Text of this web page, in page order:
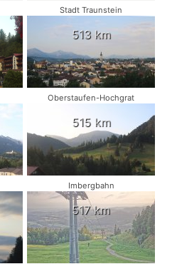
Stadt Traunstein
513 km
Oberstaufen-Hochgrat
515 km
Imbergbahn
517 km